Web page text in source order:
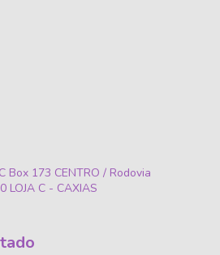
Box 173 CENTRO / Rodovia
LOJA C - CAXIAS